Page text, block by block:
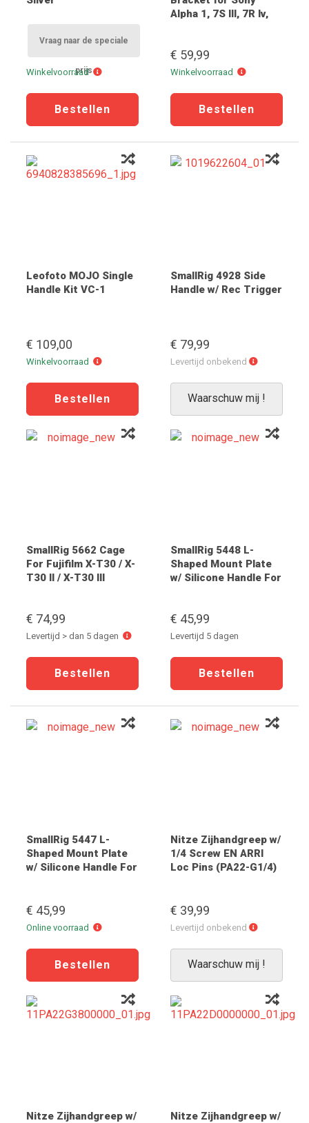
Vraag naar de speciale
prijs
Winkelvoorraad Winkelvoorraad
Alpha 1, 7S III, 7R Iv,
€ 59,99
Winkelvoorraad Winkelvoorraad
Leofoto MOJO Single
Handle Kit VC-1
€ 109,00
Winkelvoorraad Winkelvoorraad
SmallRig 4928 Side
Handle w/ Rec Trigger
€ 79,99
Levertijd onbekend
Levertijd
Waarschuw mij !
SmallRig 5662 Cage
For Fujifilm X-T30 / X-
T30 II / X-T30 III
€ 74,99
Levertijd > dan 5 dagen
Levertijd
dan
dagen
SmallRig 5448 L-
Shaped Mount Plate
w/ Silicone Handle For
€ 45,99
Levertijd 5 dagen
SmallRig 5447 L-
Shaped Mount Plate
w/ Silicone Handle For
€ 45,99
Online voorraad
Online
Nitze Zijhandgreep w/
1/4 Screw EN ARRI
Loc Pins (PA22-G1/4)
€ 39,99
Levertijd onbekend
Levertijd
Waarschuw mij !
Nitze Zijhandgreep w/
Nitze Zijhandgreep w/